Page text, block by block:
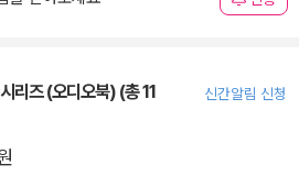
리즈 (오디오북) (총 11
신간알림 신청